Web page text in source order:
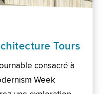
Tours
consacré à
Week